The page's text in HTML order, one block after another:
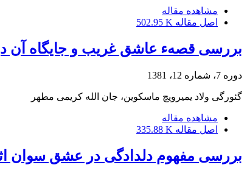
مشاهده مقاله
اصل مقاله 502.95 K
بررسی قصهء عاشق غریب و جایگاه آن
دوره 7، شماره 12، 1381
گئورگى ولاد یمیرویچ ماسکوین، جان الله کریمى مطهر
مشاهده مقاله
اصل مقاله 335.88 K
بررسی مفهوم دلدادگی در عشق سوان